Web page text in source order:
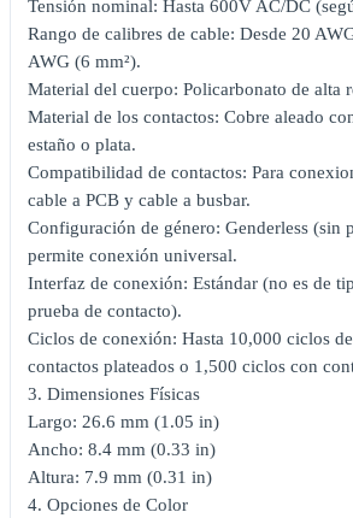
Tensión nominal: Hasta 600V AC/DC
Rango de calibres de cable: Desde 20
AWG (6 mm²).
Material del cuerpo: Policarbonato de alta
Material de los contactos: Cobre aleado
estaño o plata.
Compatibilidad de contactos: Para
cable a PCB y cable a busbar.
Configuración de género: Genderless (sin
permite conexión universal.
Interfaz de conexión: Estándar (no es de
prueba de contacto).
Ciclos de conexión: Hasta 10,000 ciclos
contactos plateados o 1,500 ciclos con
3. Dimensiones Físicas
Largo: 26.6 mm (1.05 in)
Ancho: 8.4 mm (0.33 in)
Altura: 7.9 mm (0.31 in)
4. Opciones de Color